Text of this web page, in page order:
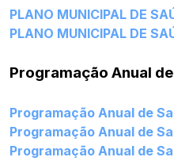
PLANO MUNICIPAL DE
PLANO MUNICIPAL DE
Programação Anual
Programação Anual de
Programação Anual de
Programação Anual de